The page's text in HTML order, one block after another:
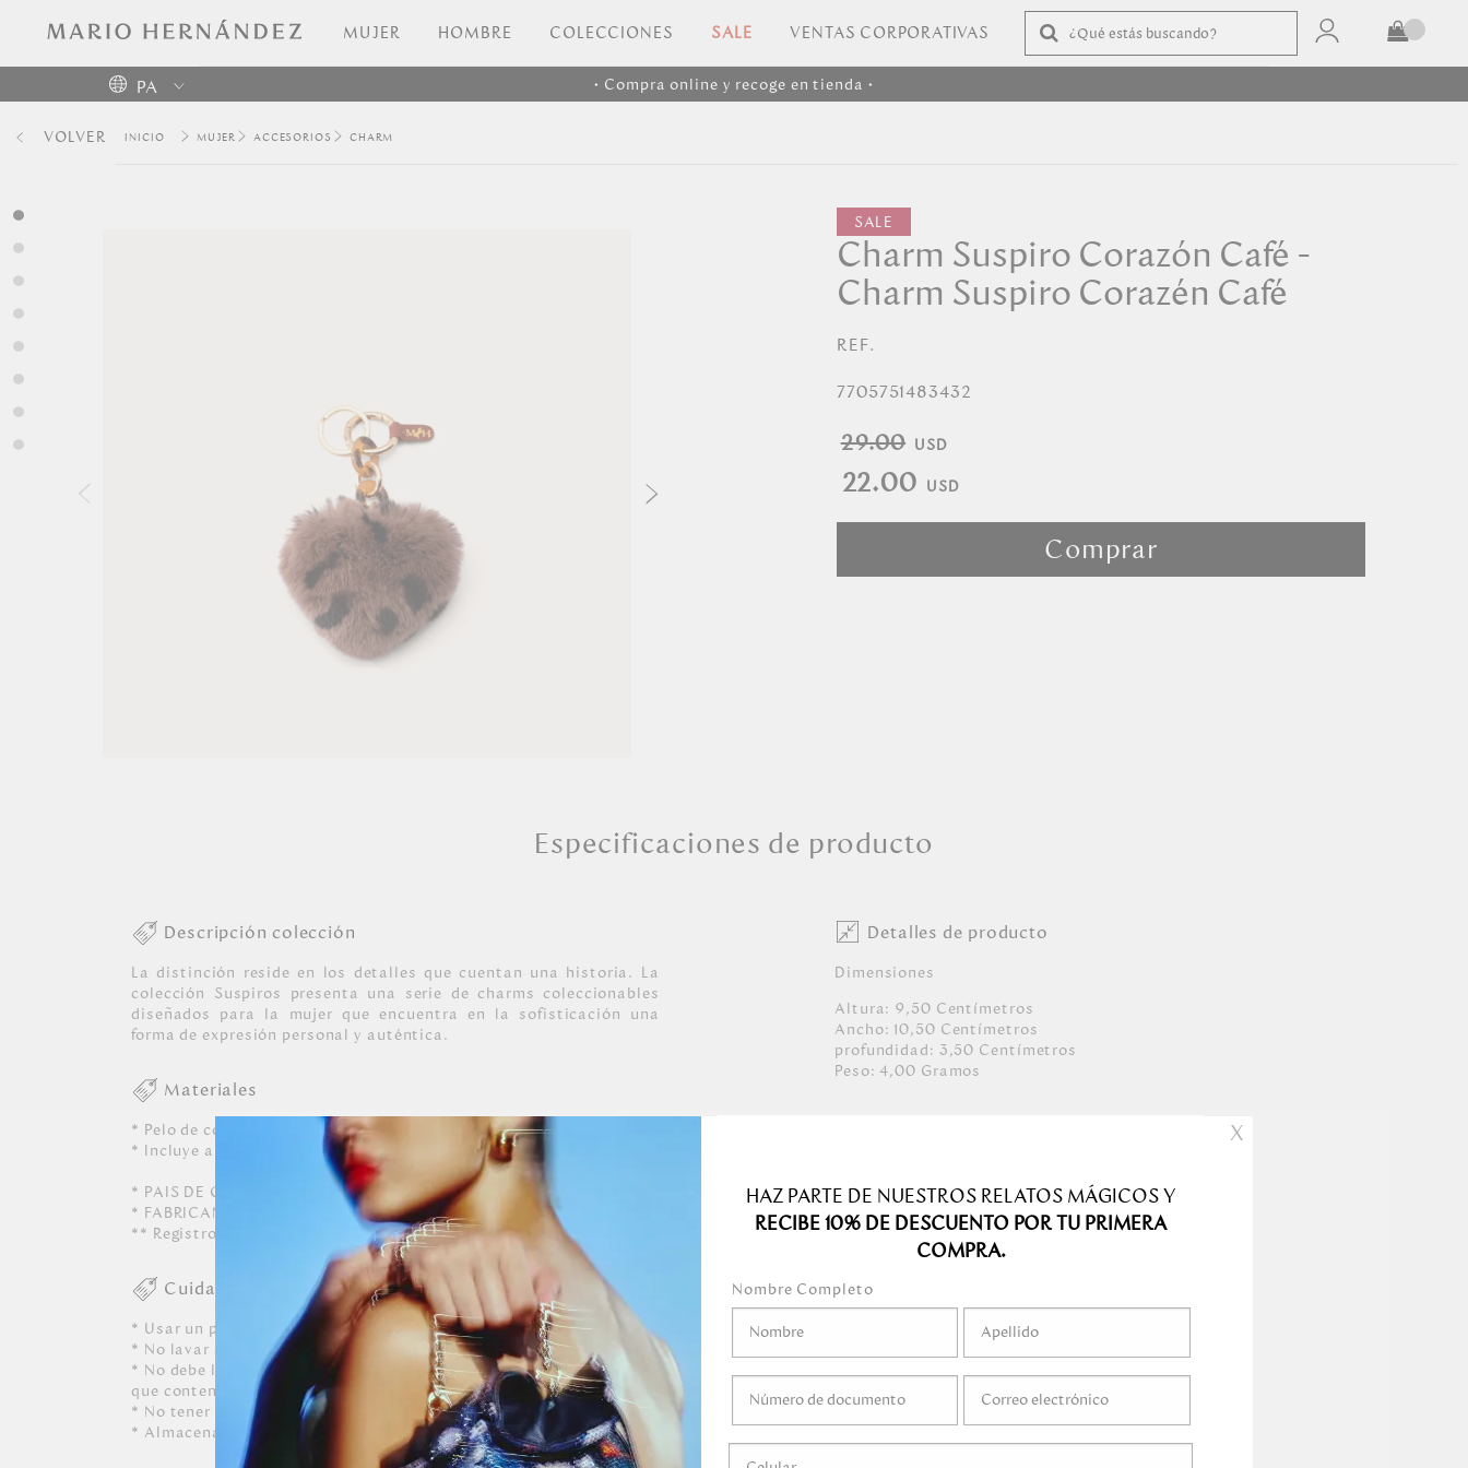
MUJER HOMBRE COLECCIONES SALE VENTAS CORPORATIVAS
PA
Colombia
• Compra online y recoge en tienda •
VOLVER MUJER ACCESORIOS CHARM
Charm Suspiro Corazón Café -
Charm Suspiro Corazén Café
REF.
7705751483432
29.00
22.00
Comprar
Especificaciones de producto
Descripción colección
La distinción reside en los detalles que cuentan una historia. La
colección Suspiros presenta una serie de charms coleccionables
diseñados para la mujer que encuentra en la sofisticación una
forma de expresión personal y auténtica.
Materiales
* Pelo de conejo
* Incluye argolla
* PAIS DE ORIGEN: CHINA.
* FABRICANTE Y/O IMPORTADOR: MARROQUINERA SAS.
** Registro SIC: 860066471
Cuidados
* Usar un paño blanco limpio ligeramente húmedo.
* No lavar a máquina, ni usar detergentes. No mojar.
* No debe limpiarse, ni dejarle caer perfumes, gel ni ningún líquido
que contenga alcohol o solvente.
* No tener contacto con tinta de bolígrafos, ni marcadores.
* Almacenar siempre en lugares ventilados.
Detalles de producto
Dimensiones
Altura: 9,50 Centímetros
Ancho: 10,50 Centímetros
profundidad: 3,50 Centímetros
Peso: 4,00 Gramos
X
HAZ PARTE DE NUESTROS RELATOS MÁGICOS Y
RECIBE 10% DE DESCUENTO POR TU PRIMERA
COMPRA.
Nombre Completo